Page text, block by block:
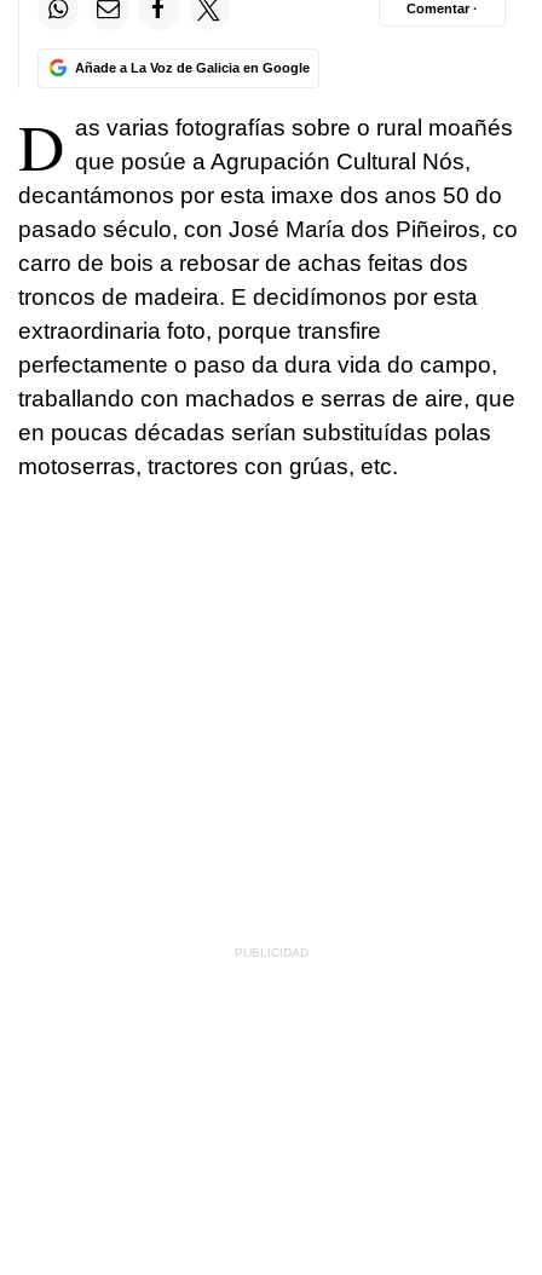
Añade a La Voz de Galicia en Google
Comentar ·
D as varias fotografías sobre o rural moañés
que posúe a Agrupación Cultural Nós,
decantámonos por esta imaxe dos anos 50 do
pasado século, con José María dos Piñeiros, co
carro de bois a rebosar de achas feitas dos
troncos de madeira. E decidímonos por esta
extraordinaria foto, porque transfire
perfectamente o paso da dura vida do campo,
traballando con machados e serras de aire, que
en poucas décadas serían substituídas polas
motoserras, tractores con grúas, etc.